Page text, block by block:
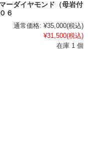
ーダイヤモンド（母岩付
６
通常価格: ¥35,000(税込)
¥31,500(税込)
在庫 1 個